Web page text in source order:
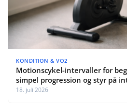
KONDITION & VO2
Motionscykel-intervaller for
simpel progression og styr på
18. juli 2026